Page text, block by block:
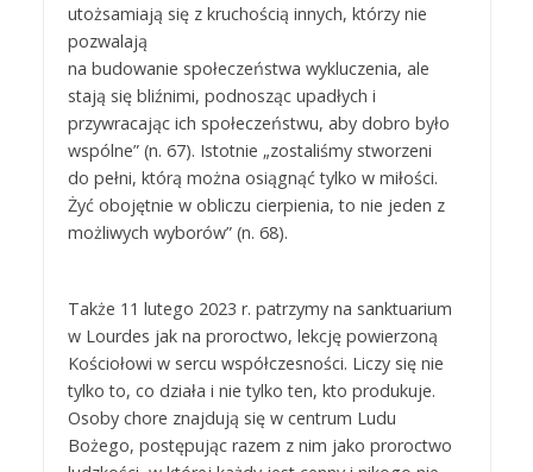
utożsamiają się z kruchością innych, którzy nie
pozwalają
na budowanie społeczeństwa wykluczenia, ale
stają się bliźnimi, podnosząc upadłych i
przywracając ich społeczeństwu, aby dobro było
wspólne” (n. 67). Istotnie „zostaliśmy stworzeni
do pełni, którą można osiągnąć tylko w miłości.
Żyć obojętnie w obliczu cierpienia, to nie jeden z
możliwych wyborów” (n. 68).
Także 11 lutego 2023 r. patrzymy na sanktuarium
w Lourdes jak na proroctwo, lekcję powierzoną
Kościołowi w sercu współczesności. Liczy się nie
tylko to, co działa i nie tylko ten, kto produkuje.
Osoby chore znajdują się w centrum Ludu
Bożego, postępując razem z nim jako proroctwo